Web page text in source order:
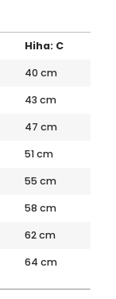
Hiha: C
40 cm
43 cm
47 cm
51 cm
55 cm
58 cm
62 cm
64 cm